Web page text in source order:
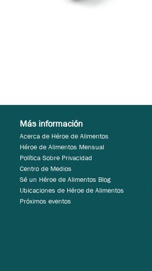
Más información
Acerca de Héroe de Alimentos
Héroe de Alimentos Mensual
Política Sobre Privacidad
Centro de Medios
Sé un Héroe de Alimentos Blog
Ubicaciones de Héroe de Alimentos
Próximos eventos